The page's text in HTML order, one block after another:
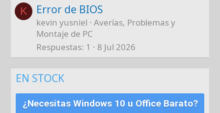
K Error de BIOS
kevin yusniel
Averías, Problemas y
Montaje de PC
Respuestas 1 8 Jul 2026
EN STOCK
¿Necesitas Windows 10 u Office Barato?